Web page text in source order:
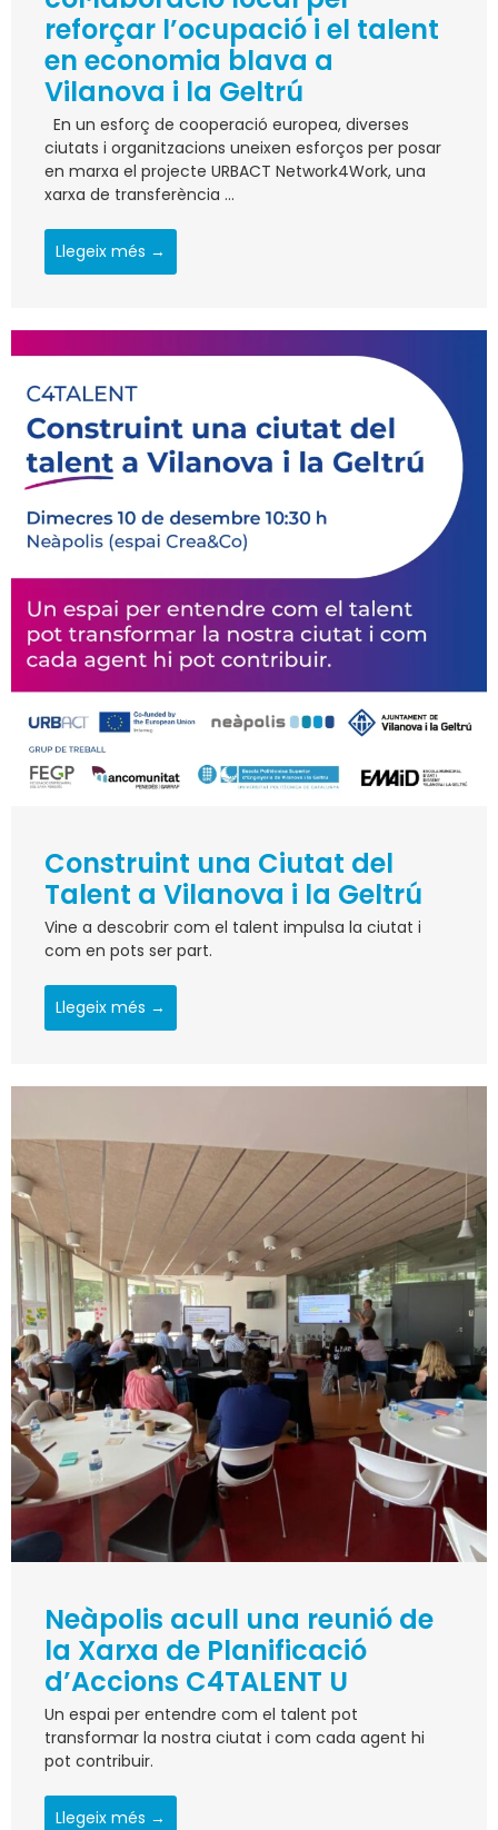
reforçar l’ocupació i el talent
en economia blava a
Vilanova i la Geltrú
En un esforç de cooperació europea, diverses
ciutats i organitzacions uneixen esforços per posar
en marxa el projecte URBACT Network4Work, una
xarxa de transferència ...
Llegeix més →
Construint una Ciutat del
Talent a Vilanova i la Geltrú
Vine a descobrir com el talent impulsa la ciutat i
com en pots ser part.
Llegeix més →
Neàpolis acull una reunió de
la Xarxa de Planificació
d’Accions C4TALENT U
Un espai per entendre com el talent pot
transformar la nostra ciutat i com cada agent hi
pot contribuir.
Llegeix més →